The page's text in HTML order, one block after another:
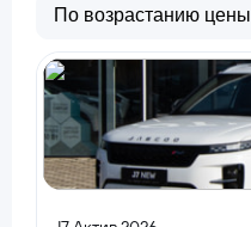
По возрастанию цены